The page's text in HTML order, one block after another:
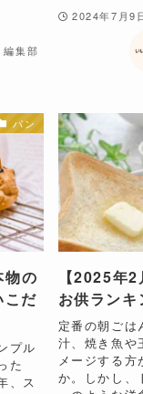
集部
2024年7月9
パン
物の
こだ
プル
た
、ス
【2025年
お供ランキ
定番の朝ごは
汁、焼き魚や
メージする方
か。しかし、